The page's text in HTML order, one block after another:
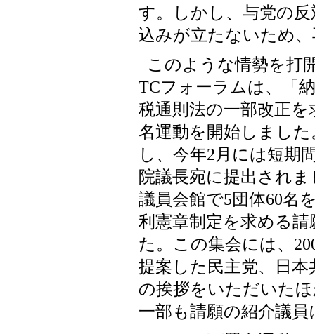
す。しかし、与党の
込みが立たないため
このような情勢を打
TCフォーラムは、「
税通則法の一部改正
名運動を開始しまし
し、今年2月には短期
院議長宛に提出され
議員会館で5団体60名
利憲章制定を求める
た。この集会には、
提案した民主党、日
の挨拶をいただいた
一部も請願の紹介議